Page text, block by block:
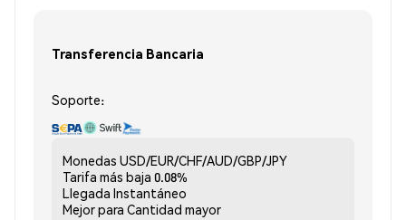
Transferencia Bancaria
Soporte:
Monedas USD/EUR/CHF/AUD/GBP/JPY
Tarifa más baja 0.08%
Llegada Instantáneo
Mejor para Cantidad mayor